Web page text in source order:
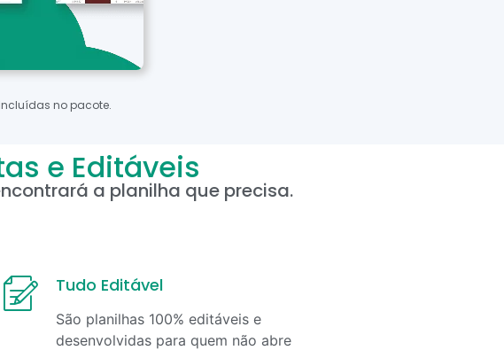
no pacote.
e Editáveis
a planilha que precisa.
Tudo Editável
São planilhas 100% editáveis e
desenvolvidas para quem não abre